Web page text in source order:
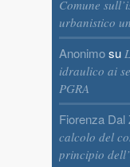
Comune
urbanistico
Anonimosu
idraulico ai
PGRA
Fiorenza Dal
calcolo del
principio